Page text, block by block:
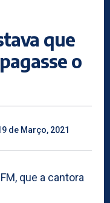
que
o
de Março, 2021
que a cantora